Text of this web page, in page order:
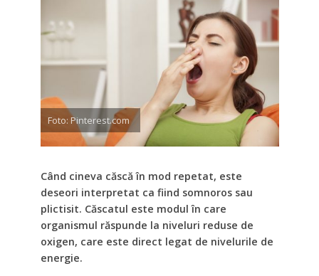
Foto: Pinterest.com
Când cineva căscă în mod repetat, este
deseori interpretat ca fiind somnoros sau
plictisit. Căscatul este modul în care
organismul răspunde la niveluri reduse de
oxigen, care este direct legat de nivelurile de
energie.